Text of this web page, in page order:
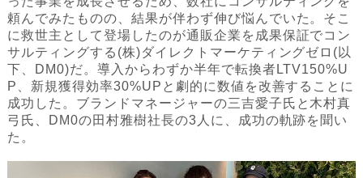
頼んでみたものの、結果が伴わず伸び悩んでいた。そこ
に救世主として登場したのが通販企業を成果保証でコン
サルティングする(株)ダイレクトマーケティングゼロ(以
下、DM0)だ。導入からわずか半年で転換者LTV150%U
P、新規獲得効率30%UPと劇的に数値を改善することに
成功した。ブランドマネージャーの三吉愛子氏と木村真
弓氏、DM0の田村雅樹社長の3人に、成功の軌跡を聞い
た。